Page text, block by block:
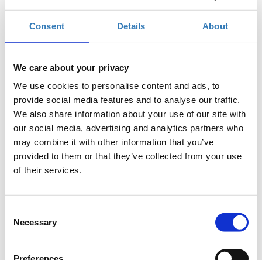
Consent Details About
We care about your privacy
We use cookies to personalise content and ads, to
provide social media features and to analyse our traffic.
We also share information about your use of our site with
our social media, advertising and analytics partners who
may combine it with other information that you’ve
provided to them or that they’ve collected from your use
of their services.
Selection
Necessary
Δωρεάν On Line σεμινάριο.
επιθυμούν να μάθουν πως μπορούν να επεξεργαστούν
και να δημιουργήσουν βίντεο χρησιμοποιώντας
εφαρμογές των windows 10. Στο σεμινάριο θα γίνει
εισαγωγή στο Stream και στα βασικά χαρακτηριστικά του
καθώς και δημιουργία διαδραστικών βίντεο.
Προδιαγραφές:
προτείνεται η χρήση δύο οθονών για την καλύτερη
διεξαγωγή του σεμιναρίου, μία για την
παρακολούθηση του σεμιναρίου και η δεύτερη για